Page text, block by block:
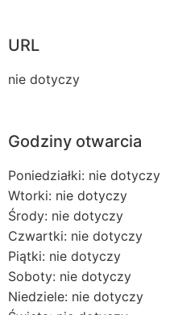
URL
nie dotyczy
Godziny otwarcia
Poniedziałki: nie dotyczy
Wtorki: nie dotyczy
Środy: nie dotyczy
Czwartki: nie dotyczy
Piątki: nie dotyczy
Soboty: nie dotyczy
Niedziele: nie dotyczy